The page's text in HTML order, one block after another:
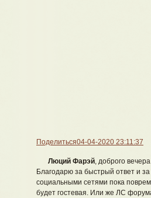
с вешалки, так Приют для многих его
Поделиться04-04-2020 23:11:37
Люций Фарэй, доброго
Благодарю за быстрый ответ и
социальными сетями пока
будет гостевая. Или же ЛС